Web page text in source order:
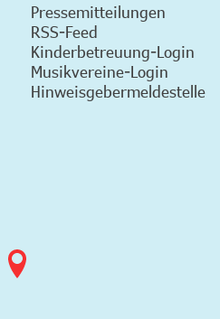
Pressemitteilungen
RSS-Feed
Kinderbetreuung-Login
Musikvereine-Login
Hinweisgebermeldestelle